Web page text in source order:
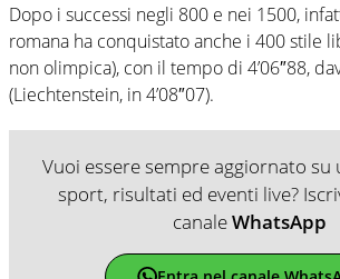
Dopo i successi negli 800 e nei 1500,
romana ha conquistato anche i 400 stile
non olimpica), con il tempo di 4’06″88,
(Liechtenstein, in 4’08″07).
Vuoi essere sempre aggiornato su
sport, risultati ed eventi live?
canaleWhatsApp